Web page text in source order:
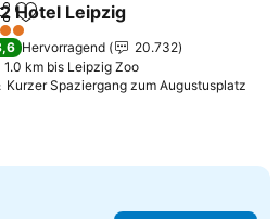
Zu Favoriten hinzufügen
Hotel Leipzig
Hervorragend
20.732
1.0 km bis Leipzig Zoo
Kurzer Spaziergang zum Augustusplatz